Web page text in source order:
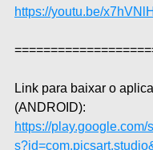
https://youtu.be/
Link para baixar o
(ANDROID):
https://play.google.com/